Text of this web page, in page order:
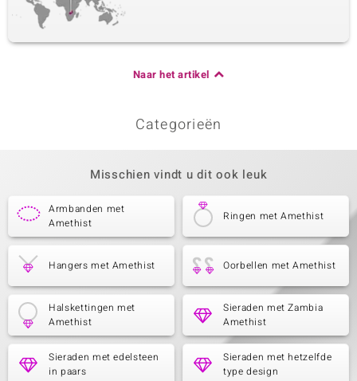
Naar het artikel
Categorieën
Misschien vindt u dit ook leuk
Armbanden met
Amethist
Ringen met Amethist
Hangers met Amethist Oorbellen met Amethist
Halskettingen met
Amethist
Sieraden met Zambia
Amethist
Sieraden met edelsteen
in paars
Sieraden met hetzelfde
type design